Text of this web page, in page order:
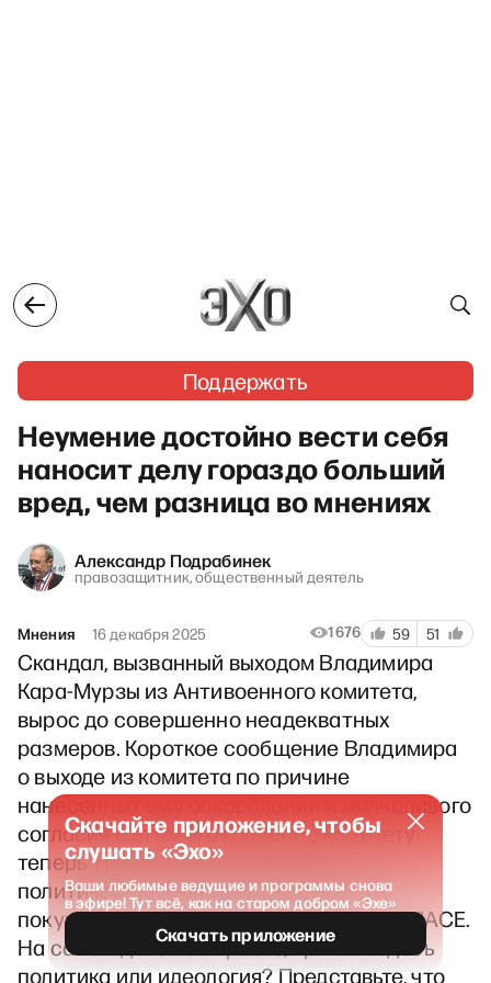
Поддержать
Неумение достойно вести себя
наносит делу гораздо больший
вред, чем разница во мнениях
Александр Подрабинек
правозащитник, общественный деятель
Мнения 16 декабря 2025 1676 59 51
Скандал, вызванный выходом Владимира
Кара-Мурзы из Антивоенного комитета,
вырос до совершенно неадекватных
размеров. Короткое сообщение Владимира
о выходе из комитета по причине
нанесенных ему оскорблений и молчаливого
согласия с этим его коллег по комитету
теперь трактуется как атака на
политическое единство оппозиции и
покушение на ее представительство в ПАСЕ.
На самом деле все просто, при чем здесь
политика или идеология? Представьте, что
Скачайте приложение, чтобы
слушать «Эхо»
Ваши любимые ведущие и программы снова
в эфире! Тут всё, как на старом добром «Эхе»
Скачать приложение